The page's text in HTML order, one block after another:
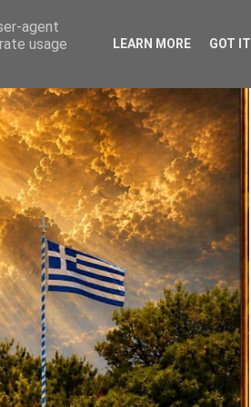
agent
usage
LEARN MORE GOT IT